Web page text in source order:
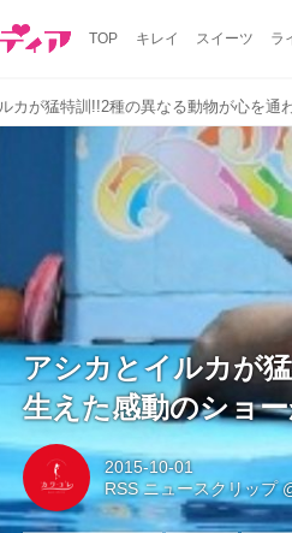
TOP キレイ スイーツ ラ
アシカとイルカが
生えた感動のショ
2015-10-01
RSS ニュースクリップ